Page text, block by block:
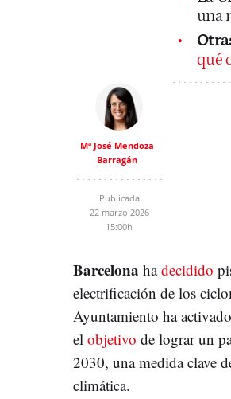
una
qué
Mª José Mendoza
Barragán
Publicada
22 marzo 2026
15:00h
Barcelona hadecidido
electrificación de los
Ayuntamiento ha
el objetivo de lograr un
2030, una medida clave
climática.